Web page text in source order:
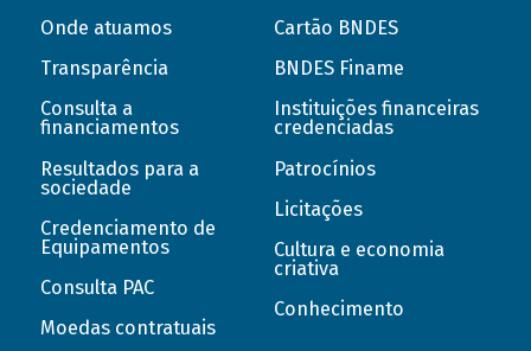
Onde atuamos
Transparência
Consulta a
financiamentos
Resultados para a
sociedade
Credenciamento de
Equipamentos
Consulta PAC
Moedas contratuais
Cartão BNDES
BNDES Finame
Instituições financeiras
credenciadas
Patrocínios
Licitações
Cultura e economia
criativa
Conhecimento